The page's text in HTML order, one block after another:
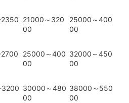
21000～320
00
25000～400
00
25000～400
00
32000～450
00
30000～480
00
38000～550
00